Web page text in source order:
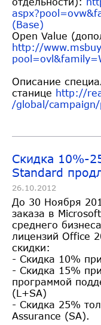
(Base)
Open Value
http://
Описание
станице http://
/global/
Скидка 10%-
Standard
26.10.2012
До 30 Ноября
заказа в
среднего
лицензий Office
скидки:
- Скидка 10%
- Скидка 15%
программой
(L+SA)
- Скидка 25%
Assurance (SA).